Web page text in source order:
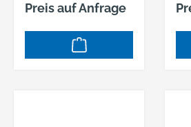
Preis auf Anfrage